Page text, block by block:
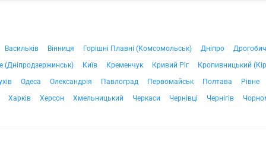
Васильків Вінниця Горішні Плавні (Комсомольськ) Дніпро
Дрогобич
(Дніпродзержинськ)
Київ Кременчук Кривий Ріг
Кропивницький
Одеса Олександрія Павлоград Первомайськ Полтава
Рівне
Харків
Херсон Хмельницький Черкаси Чернівці Чернігів